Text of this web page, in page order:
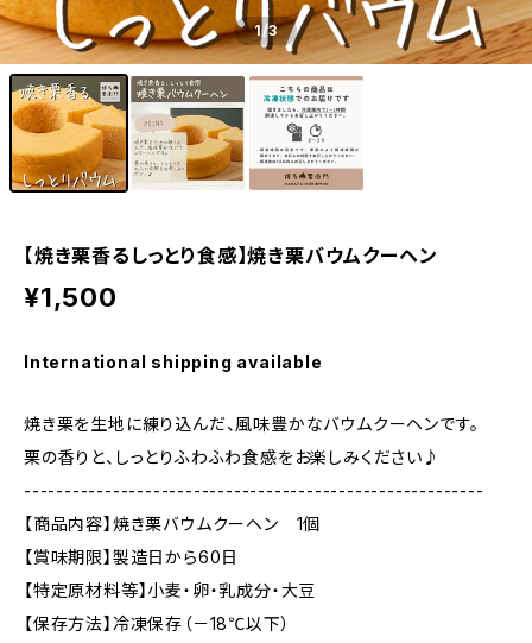
1/3
【焼き栗香るしっとり食感】焼き栗バウムクーヘン
¥1,500
International shipping available
焼き栗を生地に練り込んだ、風味豊かなバウムクーヘンです。
栗の香りと、しっとりふわふわ食感をお楽しみください♪
---------------------------------------------------------
【商品内容】焼き栗バウムクーヘン 1個
【賞味期限】製造日から60日
【特定原材料等】小麦・卵・乳成分・大豆
【保存方法】冷凍保存（－18℃以下）